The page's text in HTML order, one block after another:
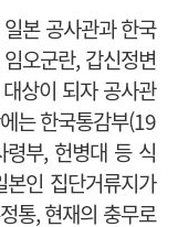
본 공사관과 한국
오군란, 갑신정변
상이 되자 공사관
는 한국통감부(19
령부, 헌병대 등 식
본인 집단거류지가
통, 현재의 충무로